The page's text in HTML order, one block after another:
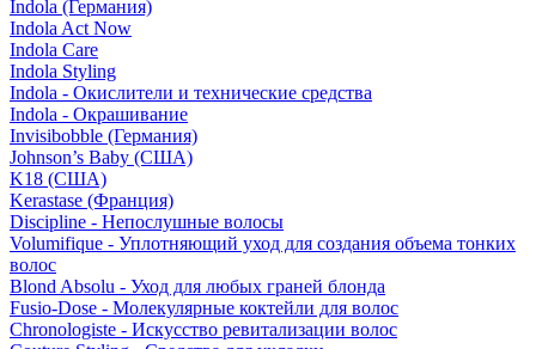
Indola (Германия)
Indola Act Now
Indola Care
Indola Styling
Indola - Окислители и технические средства
Indola - Окрашивание
Invisibobble (Германия)
Johnson’s Baby (США)
K18 (США)
Kerastase (Франция)
Discipline - Непослушные волосы
Volumifique - Уплотняющий уход для создания объема тонких
волос
Blond Absolu - Уход для любых граней блонда
Fusio-Dose - Молекулярные коктейли для волос
Chronologiste - Искусство ревитализации волос